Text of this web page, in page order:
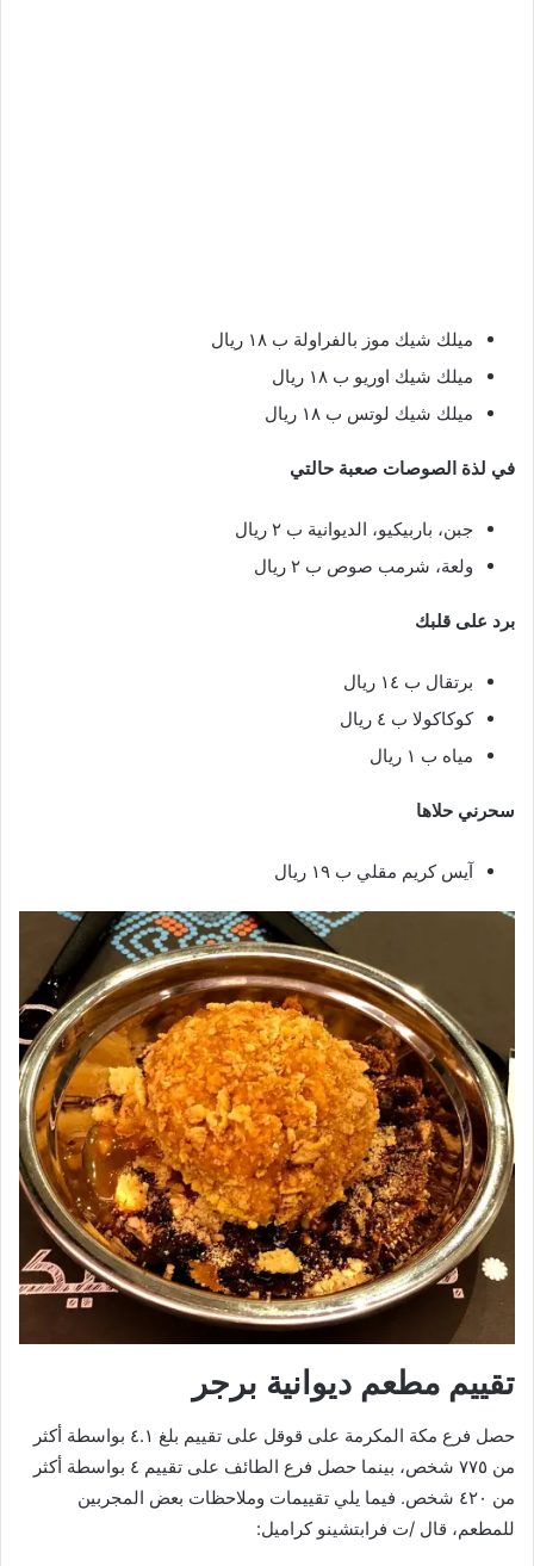
ميلك شيك موز بالفراولة ب ١٨ ريال
ميلك شيك اوريو ب ١٨ ريال
ميلك شيك لوتس ب ١٨ ريال
في لذة الصوصات صعبة حالتي
جبن، باربيكيو، الديوانية ب ٢ ريال
ولعة، شرمب صوص ب ٢ ريال
برد على قلبك
برتقال ب ١٤ ريال
كوكاكولا ب ٤ ريال
مياه ب ١ ريال
سحرني حلاها
آيس كريم مقلي ب ١٩ ريال
تقييم مطعم ديوانية برجر
حصل فرع مكة المكرمة على قوقل على تقييم بلغ ٤.١ بواسطة أكثر
من ٧٧٥ شخص، بينما حصل فرع الطائف على تقييم ٤ بواسطة أكثر
من ٤٢٠ شخص. فيما يلي تقييمات وملاحظات بعض المجربين
للمطعم، قال /ت فرابتشينو كراميل: